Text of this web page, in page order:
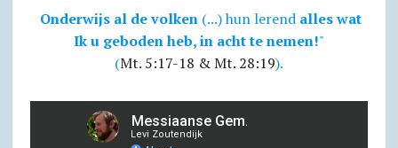
Onderwijs al de volken(...) hun lerend alles wat
Ik u geboden heb, in acht te nemen!"
(Mt. 5:17-18 & Mt. 28:19).